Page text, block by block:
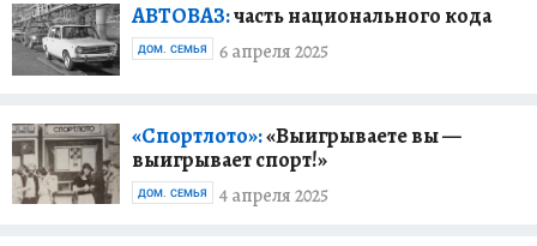
АВТОВАЗ:часть национального кода
6 апреля 2025
ДОМ. СЕМЬЯ
«Спортлото»:«Выигрываете вы —
выигрывает спорт!»
4 апреля 2025
ДОМ. СЕМЬЯ